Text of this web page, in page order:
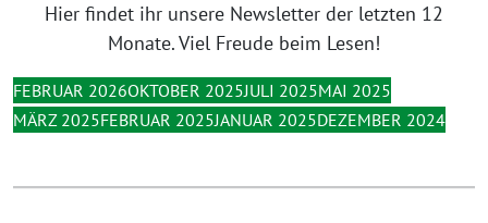
Hier findet ihr unsere Newsletter der letzten 12
Monate. Viel Freude beim Lesen!
FEBRUAR 2026OKTOBER 2025JULI 2025MAI 2025
MÄRZ 2025FEBRUAR 2025JANUAR 2025DEZEMBER 2024